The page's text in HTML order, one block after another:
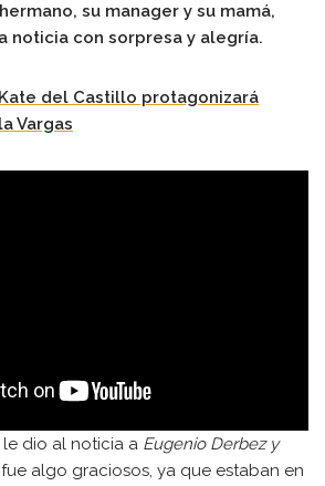
su manager y su mamá,
noticia con sorpresa y alegría.
Kate del Castillo protagonizará
Vargas
dio al noticia a Eugenio Derbez y
fue algo graciosos, ya que estaban en